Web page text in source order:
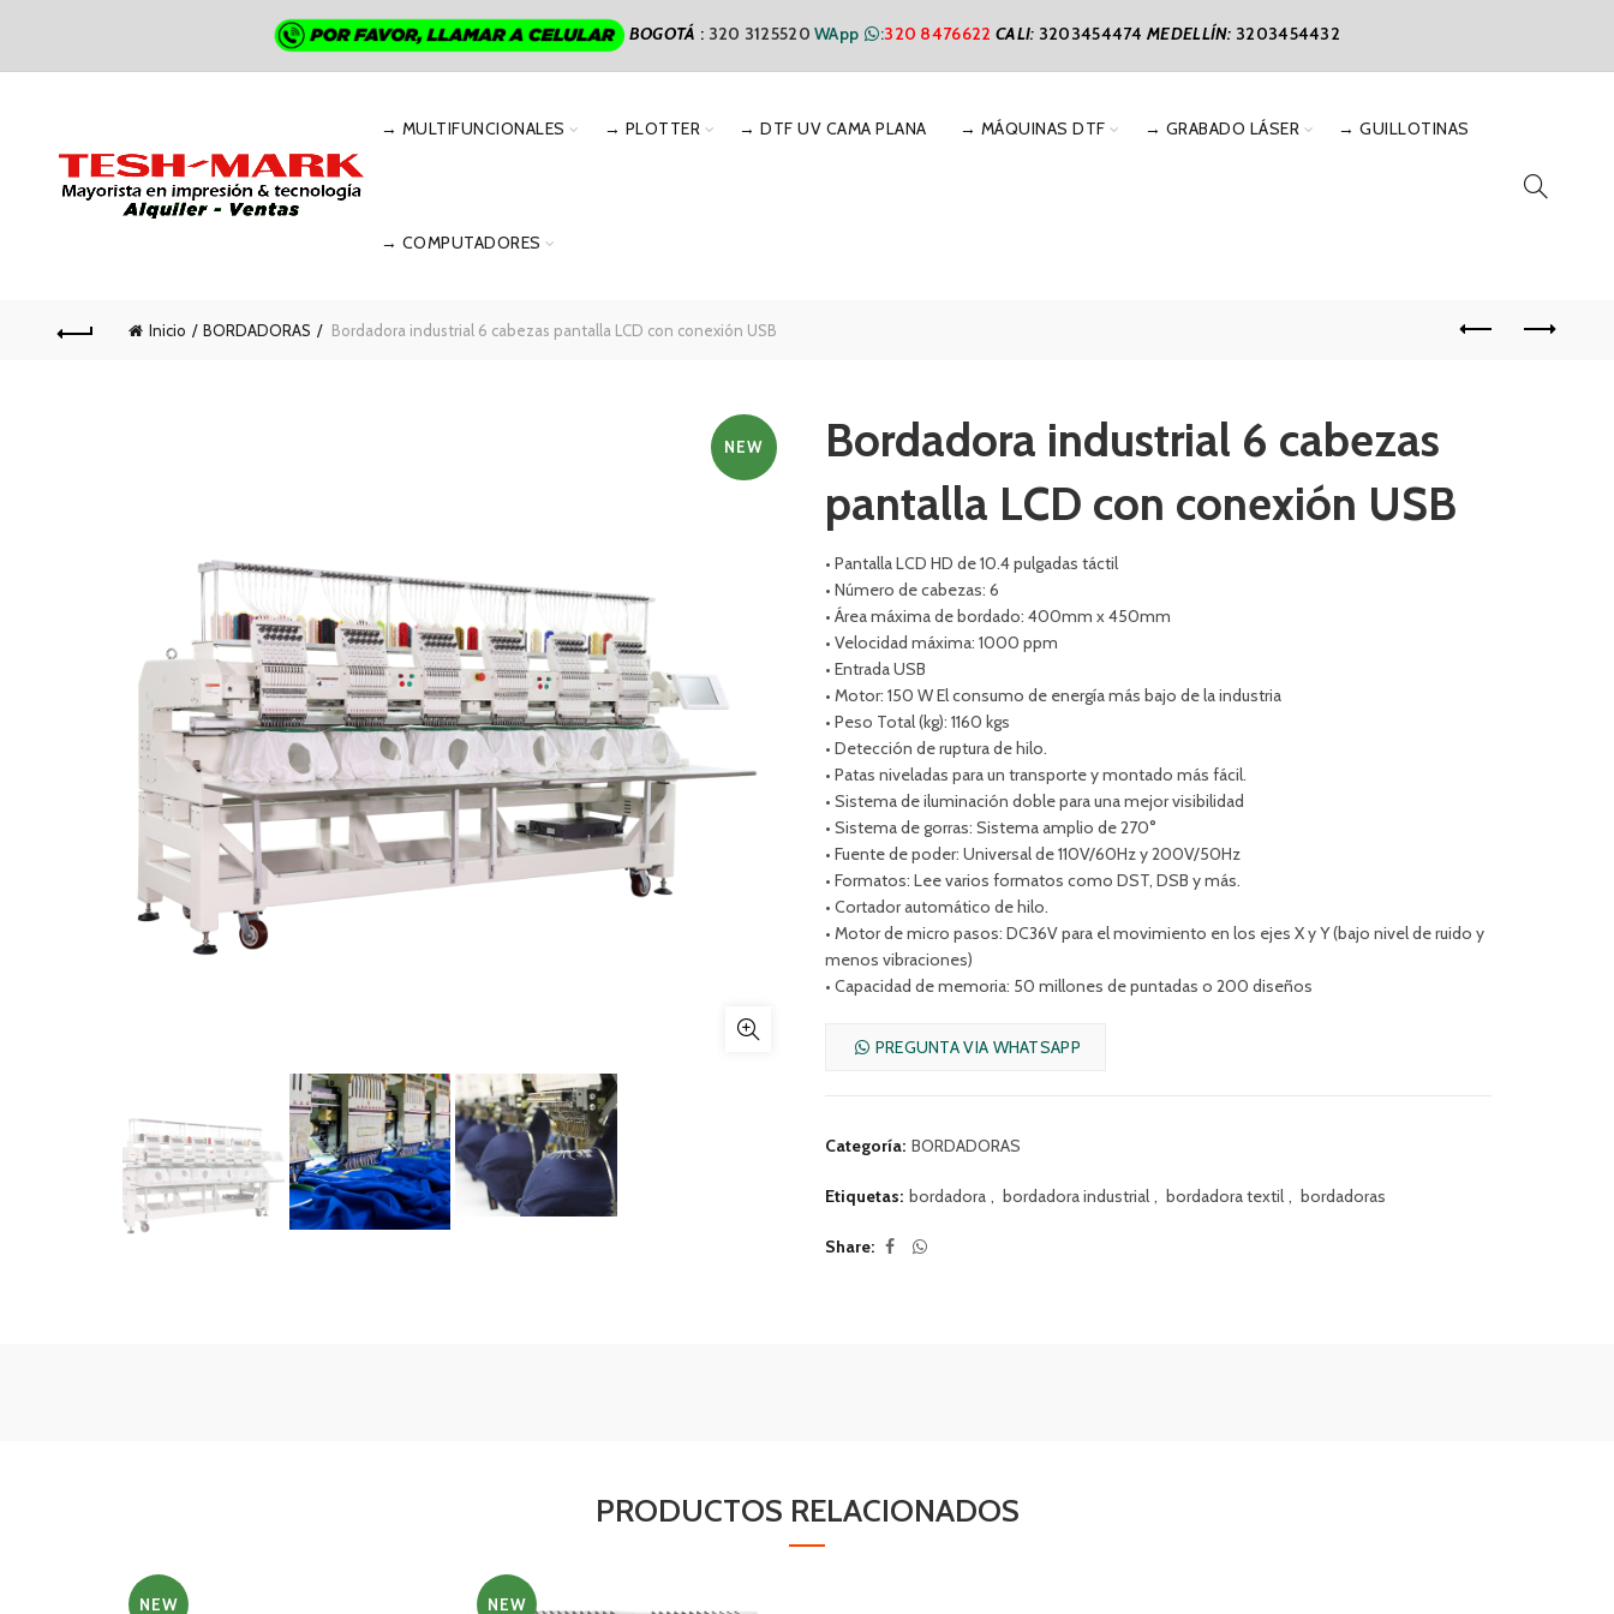
BOGOTÁ : 320 3125520WApp :320 8476622 CALI: 3203454474MEDELLÍN: 3203454432
→ MULTIFUNCIONALES → PLOTTER → DTF UV CAMA PLANA → MÁQUINAS DTF → GRABADO LÁSER → GUILLOTINAS
→ COMPUTADORES
Inicio BORDADORAS Bordadora industrial 6 cabezas pantalla LCD con conexión USB
NEW
Bordadora industrial 6 cabezas
pantalla LCD con conexión USB
• Pantalla LCD HD de 10.4 pulgadas táctil
• Número de cabezas: 6
• Área máxima de bordado: 400mm x 450mm
• Velocidad máxima: 1000 ppm
• Entrada USB
• Motor: 150 W El consumo de energía más bajo de la industria
• Peso Total (kg): 1160 kgs
• Detección de ruptura de hilo.
• Patas niveladas para un transporte y montado más fácil.
• Sistema de iluminación doble para una mejor visibilidad
• Sistema de gorras: Sistema amplio de 270°
• Fuente de poder: Universal de 110V/60Hz y 200V/50Hz
• Formatos: Lee varios formatos como DST, DSB y más.
• Cortador automático de hilo.
• Motor de micro pasos: DC36V para el movimiento en los ejes X y Y (bajo nivel de ruido y
menos vibraciones)
• Capacidad de memoria: 50 millones de puntadas o 200 diseños
PREGUNTA VIA WHATSAPP
Categoría: BORDADORAS
Etiquetas: bordadora , bordadora industrial , bordadora textil , bordadoras
Share
PRODUCTOS RELACIONADOS
NEW NEW